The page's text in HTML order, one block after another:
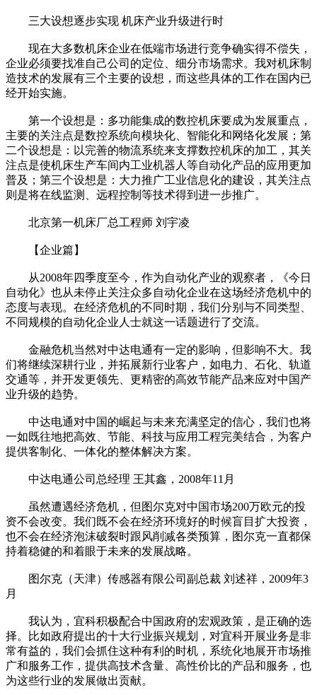
三大设想逐步实现 机床产业升级进行时
现在大多数机床企业在低端市场进行竞争确实得不偿失，
企业必须要找准自己公司的定位、细分市场需求。我对机床制
造技术的发展有三个主要的设想，而这些具体的工作在国内已
经开始实施。
第一个设想是：多功能集成的数控机床要成为发展重点，
主要的关注点是数控系统向模块化、智能化和网络化发展；第
二个设想是：以完善的物流系统来支撑数控机床的加工，其关
注点是使机床生产车间内工业机器人等自动化产品的应用更加
普及；第三个设想是：大力推广工业信息化的建设，其关注点
则是将在线监测、远程控制等技术得到进一步推广。
北京第一机床厂总工程师 刘宇凌
【企业篇】
从2008年四季度至今，作为自动化产业的观察者，《今日
自动化》也从未停止关注众多自动化企业在这场经济危机中的
态度与表现。在经济危机的不同时期，我们分别与不同类型、
不同规模的自动化企业人士就这一话题进行了交流。
金融危机当然对中达电通有一定的影响，但影响不大。我
们将继续深耕行业，并拓展新行业客户，如电力、石化、轨道
交通等，并开发更领先、更精密的高效节能产品来应对中国产
业升级的趋势。
中达电通对中国的崛起与未来充满坚定的信心，我们也将
一如既往地把高效、节能、科技与应用工程完美结合，为客户
提供客制化、一体化的整体解决方案。
中达电通公司总经理 王其鑫，2008年11月
虽然遭遇经济危机，但图尔克对中国市场200万欧元的投
资不会改变。我们既不会在经济环境好的时候盲目扩大投资，
也不会在经济泡沫破裂时跟风削减各类预算，图尔克一直都保
持着稳健的和着眼于未来的发展战略。
图尔克（天津）传感器有限公司副总裁 刘述祥，2009年3
月
我认为，宜科积极配合中国政府的宏观政策，是正确的选
择。比如政府提出的十大行业振兴规划，对宜科开展业务是非
常有益的，我们会抓住这种有利的时机，系统化地展开市场推
广和服务工作，提供高技术含量、高性价比的产品和服务，也
为这些行业的发展做出贡献。